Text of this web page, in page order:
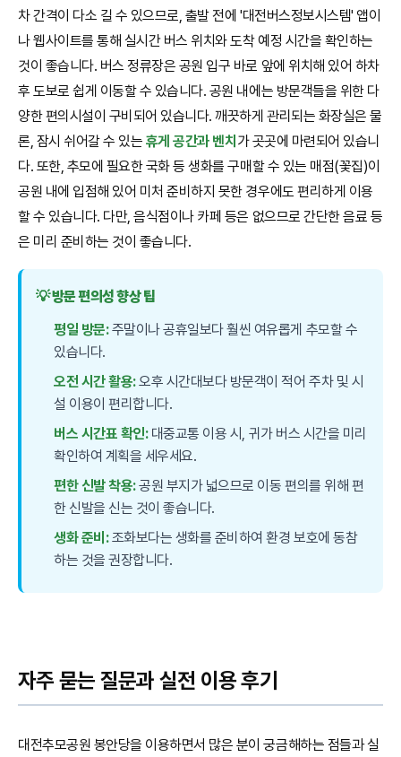
차 간격이 다소 길 수 있으므로, 출발 전에 '대전버스정보시스템' 앱이
나 웹사이트를 통해 실시간 버스 위치와 도착 예정 시간을 확인하는
것이 좋습니다. 버스 정류장은 공원 입구 바로 앞에 위치해 있어 하차
후 도보로 쉽게 이동할 수 있습니다. 공원 내에는 방문객들을 위한 다
양한 편의시설이 구비되어 있습니다. 깨끗하게 관리되는 화장실은 물
론, 잠시 쉬어갈 수 있는 휴게 공간과 벤치 가 곳곳에 마련되어 있습니
다. 또한, 추모에 필요한 국화 등 생화를 구매할 수 있는 매점(꽃집)이
공원 내에 입점해 있어 미처 준비하지 못한 경우에도 편리하게 이용
할 수 있습니다. 다만, 음식점이나 카페 등은 없으므로 간단한 음료 등
은 미리 준비하는 것이 좋습니다.
💡 방문 편의성 향상 팁
평일 방문:주말이나 공휴일보다 훨씬 여유롭게 추모할 수
있습니다.
오전 시간 활용:오후 시간대보다 방문객이 적어 주차 및 시
설 이용이 편리합니다.
버스 시간표 확인:대중교통 이용 시, 귀가 버스 시간을 미리
확인하여 계획을 세우세요.
편한 신발 착용:공원 부지가 넓으므로 이동 편의를 위해 편
한 신발을 신는 것이 좋습니다.
생화 준비:조화보다는 생화를 준비하여 환경 보호에 동참
하는 것을 권장합니다.
자주 묻는 질문과 실전 이용 후기
대전추모공원 봉안당을 이용하면서 많은 분이 궁금해하는 점들과 실